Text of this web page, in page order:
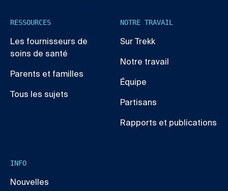
RESSOURCES
Les fournisseurs de
soins de santé
Parents et familles
Tous les sujets
NOTRE TRAVAIL
Sur Trekk
Notre travail
Équipe
Partisans
Rapports et publications
INFO
Nouvelles